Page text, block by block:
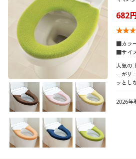
キッチン・雑貨・日用品
家具・収納
寝具・ベッド
カーテン・ラグ・ファブリック
美容・健康通販すべて
美容・健康・サプリメント
制服・スクール
制服・スクールすべて
制服・学生服
ジュニア・ティーンズ下着
大きいサイズ
大きいサイズ通販すべて
大きいサイズ レディース服
大きいサイズ レディース下着
バーゲン
バーゲンセール
シークレットセール
詳細検索
商品カテゴリ一覧
口コミ
(4〜4.9)
(3〜3.9)
カラー
682
■カラ
■サイ
人気の
ーがリ
ッとし
カバー
コーデ
2026年